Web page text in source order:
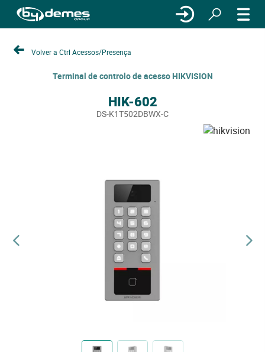
Volver a Ctrl Acessos/Presença
Terminal de controlo de acesso HIKVISION
HIK-602
DS-K1T502DBWX-C